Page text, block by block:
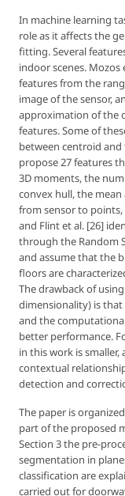
In machine learning
role as it affects the
fitting. Several
indoor scenes. Mozos
features from the
image of the sensor,
approximation of the
features. Some of
between centroid and
propose 27 features
3D moments, the
convex hull, the
from sensor to
and Flintet al. [26]
through the Random
and assume that the
floors are
The drawback of
dimensionality) is
and the
better performance.
in this work is smaller,
contextual
detection and
The paper is
part of the proposed
Section 3 the pre-
segmentation in
classification are
carried out for